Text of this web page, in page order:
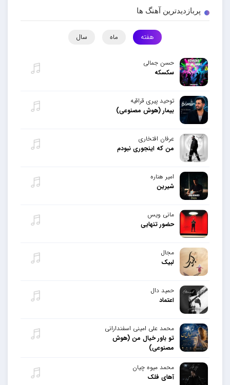
پربازدیدترین آهنگ ها
هفته ماه سال
حسن جمالی
سکسکه
توحید پیری قراقیه
بیمار (هوش مصنوعی)
عرفان افتخاری
من که اینجوری نبودم
امیر هناره
شیرین
مانی ویس
حضور تنهایی
مجال
لبیک
حمید دال
اعتماد
محمد علی امینی اسفندارانی
تو باور خیال من (هوش
مصنوعی)
محمد میوه چیان
آهای فلک